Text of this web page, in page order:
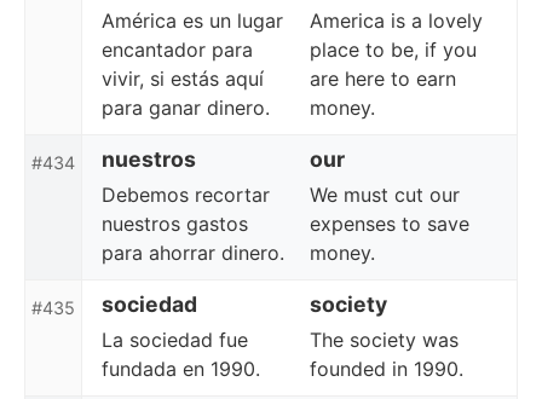
América es un lugar
encantador para
vivir, si estás aquí
para ganar dinero.
America is a lovely
place to be, if you
are here to earn
money.
#434 nuestros our
Debemos recortar
nuestros gastos
para ahorrar dinero.
We must cut our
expenses to save
money.
#435 sociedad society
La sociedad fue
fundada en 1990.
The society was
founded in 1990.